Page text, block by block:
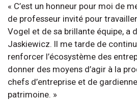
« C’est un honneur pour moi de
de professeur invité pour
Vogel et de sa brillante équipe, a
Jaskiewicz. Il me tarde de
renforcer l’écosystème des
donner des moyens d’agir à la
chefs d’entreprise et de
patrimoine. »